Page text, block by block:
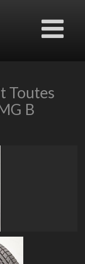
Ouvrir
le
Toutes
B